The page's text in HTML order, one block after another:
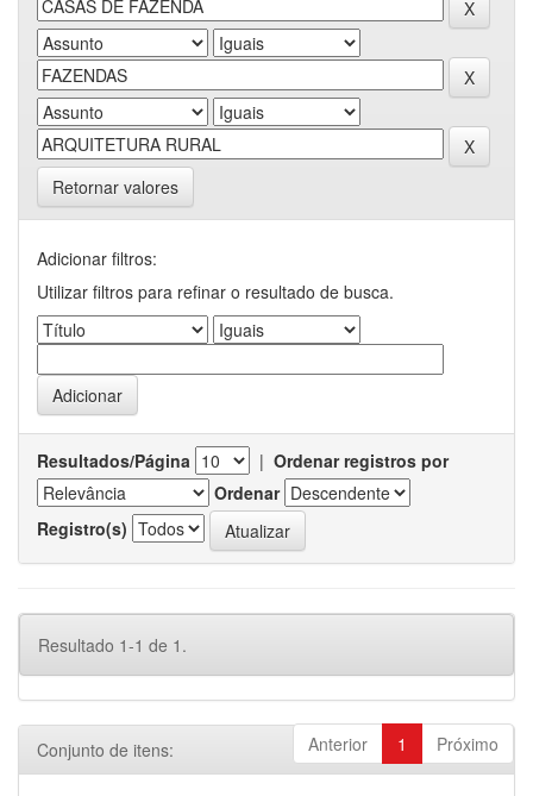
Retornar valores
Adicionar filtros:
Utilizar filtros para refinar o resultado de busca.
Resultados/Página | Ordenar registros por
Ordenar
Registro(s)
Resultado 1-1 de 1.
Anterior 1 Próximo
Conjunto de itens: